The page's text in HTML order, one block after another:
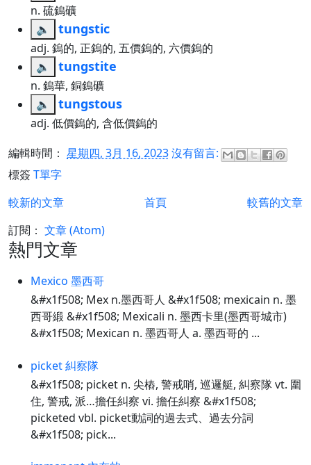
n. 硫鎢礦
🔈
tungstic
adj. 鎢的, 正鎢的, 五價鎢的, 六價鎢的
🔈
tungstite
n. 鎢華, 銅鎢礦
🔈
tungstous
adj. 低價鎢的, 含低價鎢的
編輯時間： 星期四, 3月 16, 2023沒有留言:
標簽 T單字
較新的文章
較舊的文章
首頁
訂閱： 文章 (Atom)
熱門文章
Mexico 墨西哥
&#x1f508; Mex n.墨西哥人 &#x1f508; mexicain n. 墨
西哥緞 &#x1f508; Mexicali n. 墨西卡里(墨西哥城市)
&#x1f508; Mexican n. 墨西哥人 a. 墨西哥的 ...
picket 糾察隊
&#x1f508; picket n. 尖樁, 警戒哨, 巡邏艇, 糾察隊 vt. 圍
住, 警戒, 派…擔任糾察 vi. 擔任糾察 &#x1f508;
picketed vbl. picket動詞的過去式、過去分詞
&#x1f508; pick...